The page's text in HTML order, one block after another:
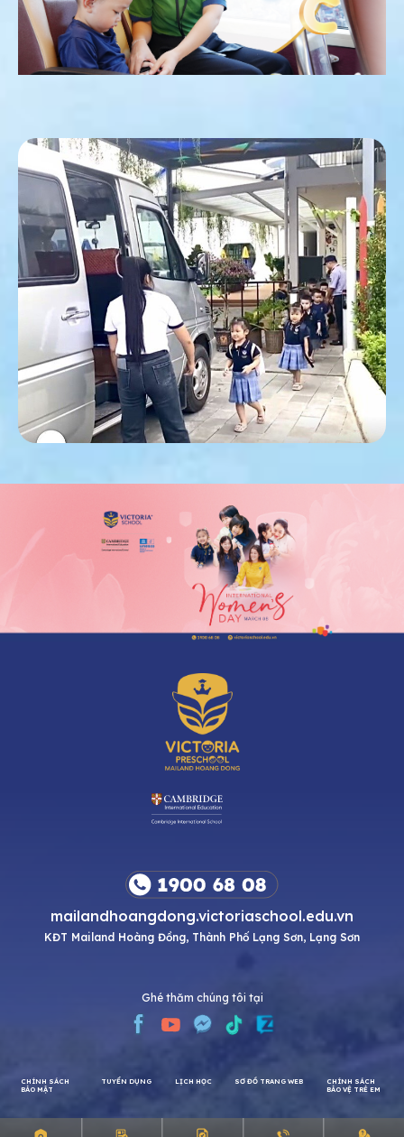
mailandhoangdong.victoriaschool.edu.vn
KĐT Mailand Hoàng Đồng, Thành Phố Lạng Sơn, Lạng Sơn
Ghé thăm chúng tôi tại
CHÍNH SÁCH
TUYỂN DỤNG LỊCH HỌC SƠ ĐỒ TRANG WEB
CHÍNH SÁCH